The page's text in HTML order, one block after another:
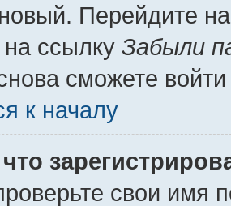
Перейдите
ссылку Забыли
сможете
к началу
свои имя